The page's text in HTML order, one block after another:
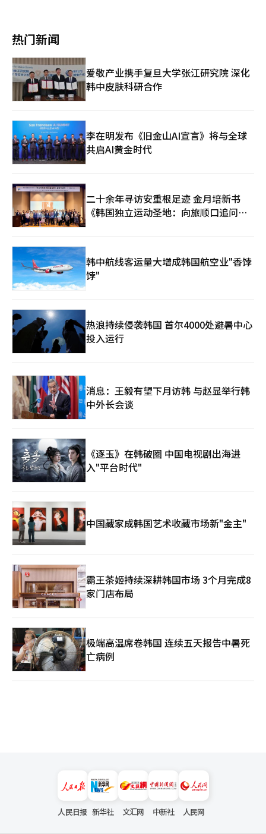
首席执行官、霍克·谭首席执行官、微软Azure硬件总裁拉尼·博
尔卡尔、李在镕、崔泰源、郑义宣会长、李海珍主席等在附近餐厅
共进晚餐。 与会者在李总统发起“我们是”的口号时，回应“我
们是一家人”，共同致力于全球AI供应链合作。李总统评价企业的
投资与合作使经济增长率大幅提升，取得数十年来的最佳业绩，并
呼吁继续为产业生态系统的发展作出贡献。 黄仁勋首席执行官表
示，韩国已经是AI领域的“全球三强”，并指出“AI技术确实是一
项困难的技术，但绝非不可能”。他还建议，投资韩国可以在短时
间内创造出顶级的前沿AI模型，并强调需要在利用其他国家的AI模
型的同时，构建韩国自己的AI模型。 金室长表示：“政府计划通过
此次个别会谈、AI峰会和晚宴，加强国内企业与全球大科技公司的
合作，尽早实现三大超级项目的可见成果。”※ 本报道经人工智
在韩国启动AI前沿实验室，英伟达的领先AI研究人员将从加州迁至
开发适用于韩国的大规模语言模型（LLM）的计划。他强调：“我
们正在与韩国的大企业、初创企业和研发机构建立多样化的合作伙
伴关系，涵盖从AI芯片开发到物理AI、AI基础设施的计划，完全符
合总统的‘AI原生国家’愿景。”黄仁勋还分享了他最近访问首尔
讶，韩国人民都非常喜欢人工智能，与多家合作伙伴取得了许多成
果和惊人的发布。”他还评价：“在总统的领导下，韩国在过去一
年中取得了很多成就，称得上是真正的韩国黄金时代。”李在明总
统对去年亚太经济合作组织（APEC）峰会上黄仁勋承诺的GPU供
应顺利表示感谢。他指出：“多亏了GPU的顺利供应，我们在未准
备的情况下也能迅速应对变化，经过一年的准备，启动了三大重大
项目，正在为以人工智能为中心的新社会和国家做准备。”李在明
总统表示：“韩国在人工智能及其现实化方面，决心成为世界领先
的国家。”他预测：“大多数人仍然认为人工智能只存在于实验室
或程序中，但很快将走出实验室，影响人们的日常生活。”他还指
出：“现在是人工智能黄金时代的开始，期待英伟达和黄仁勋在韩
造了亲切的氛围。当黄仁勋表示：“欢迎您来加州访问”时，李在
明总统回应：“应该在首尔见面，您总是很适合穿皮夹克。”李在
明总统还表示：“我在电视上多次看到在首尔吃炸鸡和啤酒的场
景，我也想参与其中。”最后，李在明总统会见霍克·谭首席执行
官时表示：“韩国正在对人工智能领域进行大规模投资，并与企业
合作，做好全新的准备，希望博通在韩国的人工智能生态系统建设
中发挥重要作用。”李在明总统强调：“人工智能产业生态系统的
建设在规模和内容上都需要巨大的国家角色，企业间的合作也与过
去不同，希望博通能为将韩国建设成全球领先的人工智能国家做出
贡献。”霍克·谭首席执行官通过翻译表示，博通愿意通过其技术
为韩国的主权AI建设做出贡献。他解释说，博通正在与三星电子和
SK海力士合作开发最新的高带宽内存（HBM），并在AI芯片与
HBM结合的解决方案领域进行合作。霍克·谭首席执行官表
示：“在以大企业为中心的产业结构中，韩国的中小企业和初创企
业努力创业并创造新技术的现象令人印象深刻，博通将提供适合韩
国的定制半导体，以支持韩国的主权AI实现。”李在明总统还会见
领域的投资与合作。在此之前，李在明总统与阿莫德伊首席执行官
的会谈是大科技公司系列会谈的首个日程，双方就韩国与
Anthropic的共同发展投资伙伴关系扩大及负责任的人工智能发展
合作方案进行了广泛讨论。根据青瓦台首席发言人姜裕贞的书面简
报，李在明总统表示：“韩国未来将大幅扩大在人工智能领域的投
资，因此期待Anthropic的特别关注与贡献。”他还强调：“韩国
是Anthropic在亚洲人工智能基础设施的最佳合作伙伴，如果将
Anthropic在全球的AI模型能力与韩国的半导体、AI数据中心等能
力及大规模AI消费市场的潜力结合，将为双方提供成长机会。”李
在明总统呼吁：“韩国已优化为亚洲人工智能的核心基地，期待与
国内企业的投资与合作大幅扩大。”对此，阿莫德伊首席执行官表
示：“与韩国企业的商业合作令人兴奋，并将给予非常高的优先
级，计划在内存制造商及AI数据中心等多个领域进行投资。”阿莫
德伊首席执行官表示：“我认为韩国在国家层面上正在进行非常活
跃的活动，已与韩国科学技术信息通信部签署了许多关于人工智能
合作的谅解备忘录（MOU），通过这些合作将进行人工智能安全
及网络产业的测试。”姜首席发言人解释道：“此次会谈中，讨论
了国内先进内存半导体供应合作、作为亚洲人工智能基础设施核心
基地的国内AI数据中心的大规模共同投资、安全和负责任的人工智
能开发与应用的合作方案等多方面的议题。”李在明总统表
示：“我们国家正在集中投资，目标是在国民的日常生活、产业和
公共领域中实现人工智能的全球第一，拥有丰富的人才、技术等多
作计划被大量披露。黄仁勋CEO表示：“SK集团与英伟达将宣布
到：“SK海力士与三星电子、英伟达将进行芯片设计和内存设计
方面的合作，并将对韩国领先的云计算企业NAVER进行大规模投
资，支持其在韩国及全球的扩展。”与现代汽车集团的合作将集中
在自动驾驶的Genesis车型开发和机器人领域。黄仁勋还介绍了与
LG共同开发包括发电系统在内的工厂和家庭使用系统的计划。他
还提出了在韩国进行研发投资的构想，表示：“将在韩国启动AI前
沿实验室，英伟达的领先AI研究人员将从加利福尼亚迁至韩国，并
计划与KAIST合作建立‘韩国AI’。”他还计划在韩国开发适合本
土的大规模语言模型（LLM）。他强调：“我们正在与韩国的大企
业、初创企业和研发机构建立多样化的合作伙伴关系，涵盖从AI芯
片开发到物理AI、AI基础设施的计划，完全符合总统的‘AI原生国
家’愿景。”黄仁勋CEO还分享了他最近访问首尔的经历，表
示：“从炸鸡到五花肉，我在韩国感受到的能量实在令人惊讶，所
有韩国人民都非常喜欢AI，与多个合作伙伴取得了许多成果和令人
惊喜的发布。”他还评价：“在总统的领导下，韩国在过去一年中
统对去年亚太经济合作组织（APEC）峰会上黄仁勋CEO承诺的
GPU供应顺利表示感谢。他指出：“多亏了GPU的顺利供应，我们
在未准备的情况下也能迅速变化，经过一年的准备，启动了三大重
大项目，正在为以AI为中心的新社会和国家做准备。”李在明总统
表示：“韩国在AI及其现实化方面，决心成为世界上最领先的国
家。”他预测：“大多数人仍然认为AI只存在于实验室或程序中，
但很快将走出实验室，影响人们的日常生活。”他还表示：“现在
是AI黄金时代的开始和初期”，并期待“英伟达和黄仁勋CEO在韩
国进入AI黄金时代的过程中发挥更中心的角色。”两人之间也展现
了亲切的氛围。黄仁勋CEO表示：“欢迎您来加利福尼亚”，李在
景，我也想一起参与。”最后，李在明总统与霍克·谭CEO会面时
表示：“韩国正在决定对AI领域进行大规模投资，并与企业合作，
做好全新层面的准备，希望博通在韩国AI生态系统的构建中发挥重
要作用。”李在明总统强调：“AI产业生态系统的构建需要巨大的
希望博通为将韩国打造为全球最领先的AI国家做出贡献。”霍克·
谭CEO通过翻译表示，博通将致力于支持韩国的主权AI建设。他解
释说，博通正在与三星电子、SK海力士合作开发最新的高带宽内
存（HBM），并在AI芯片与HBM结合的解决方案领域进行合作。
霍克·谭CEO表示：“在以大企业为中心的产业结构中，韩国的中
小企业和初创企业努力创业并创造新技术的努力令人印象深刻，我
们将提供适合韩国AI模型和LLM开发的定制半导体，以支持韩国的
主权AI实现。”与此同时，OpenAI方面的奥利弗·杰伊全球业务
总监和艾比·劳辛德沃尔夫多边合作及战略运营总监也参与了此次
会谈。英伟达方面则有马迪森·黄负责物理AI平台市场的首席董
兼总经理出席。※ 本报道经人工智能（AI）系统翻译与编辑。
热门新闻
爱敬产业携手复旦大学张江研究院 深化
韩中皮肤科研合作
李在明发布《旧金山AI宣言》将与全球
共启AI黄金时代
二十余年寻访安重根足迹 金月培新书
《韩国独立运动圣地：向旅顺口追问历
韩中航线客运量大增成韩国航空业"香饽
饽"
热浪持续侵袭韩国 首尔4000处避暑中心
投入运行
消息：王毅有望下月访韩 与赵显举行韩
中外长会谈
《逐玉》在韩破圈 中国电视剧出海进
入"平台时代"
中国藏家成韩国艺术收藏市场新"金主"
霸王茶姬持续深耕韩国市场 3个月完成8
家门店布局
极端高温席卷韩国 连续五天报告中暑死
亡病例
人民日报 新华社 文汇网 中新社 人民网